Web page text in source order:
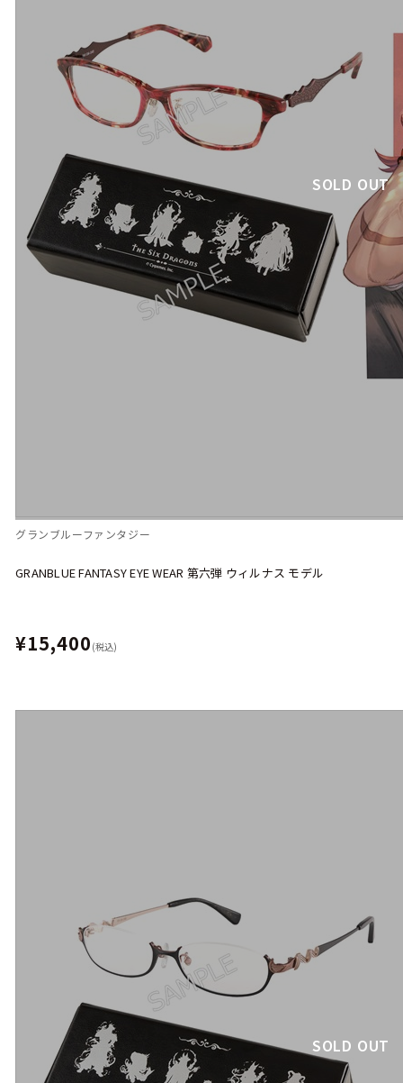
SOLD OUT
グランブルーファンタジー
GRANBLUE FANTASY EYE WEAR 第六弾 ウィルナス モデル
¥15,400 (税込)
SOLD OUT